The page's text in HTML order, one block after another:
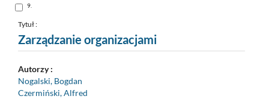
Skocz
do
nr
9
9.
Tytuł :
Zarządzanie organizacjami
Autorzy :
Nogalski, Bogdan
Czermiński, Alfred